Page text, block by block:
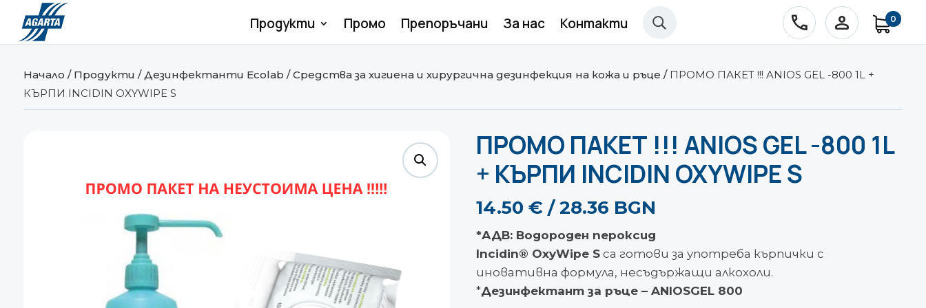
phone person 0
Продукти Промо Препоръчани За нас Контакти U
Начало / Продукти /Дезинфектанти Ecolab /Средства за хигиена и хирургична дезинфекция на кожа и ръце / ПРОМО ПАКЕТ !!! ANIOS GEL -800 1L +
КЪРПИ INCIDIN OXYWIPE S
ПРОМО ПАКЕТ !!! ANIOS GEL -800 1L
+ КЪРПИ INCIDIN OXYWIPE S
14.50€ / 28.36 BGN
*АДВ: Водороден пероксид
Incidin® OxyWipe S са готови за употреба кърпички с
иновативна формула, несъдържащи алкохоли.
*Дезинфектант за ръце – ANIOSGEL 800